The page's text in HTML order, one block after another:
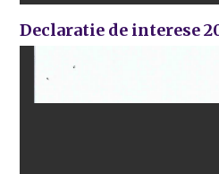
Declaratie de interese